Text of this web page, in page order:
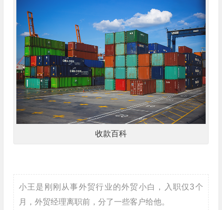
收款百科
小王是刚刚从事外贸行业的外贸小白，入职仅3个
月，外贸经理离职前，分了一些客户给他。